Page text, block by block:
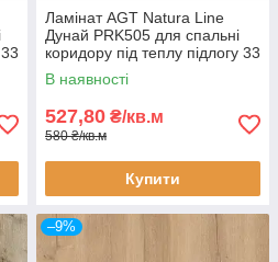
Ламінат AGT Natura Line
Дунай PRK505 для спальні
коридору під теплу підлогу 33
клас 8 мм товщина з фаскою
В наявності
527,80 ₴/кв.м
580 ₴/кв.м
Купити
–9%